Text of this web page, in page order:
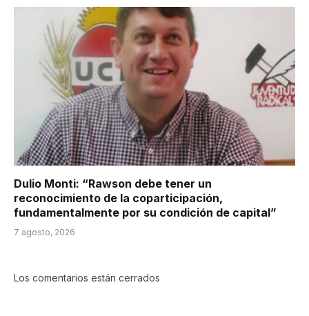
Dulio Monti: “Rawson debe tener un
reconocimiento de la coparticipación,
fundamentalmente por su condición de capital”
7 agosto, 2026
Los comentarios están cerrados